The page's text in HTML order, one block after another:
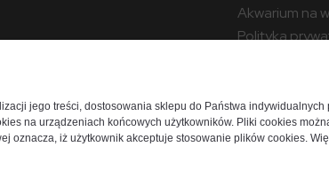
Akwarium na
Polityka
jego treści, dostosowania sklepu do Państwa
na urządzeniach końcowych użytkowników. Pliki cookies
oznacza, iż użytkownik akceptuje stosowanie plików cookies.